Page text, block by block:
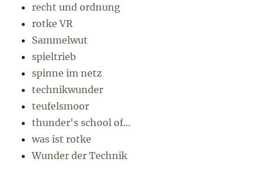
recht und ordnung
rotke VR
Sammelwut
spieltrieb
spinne im netz
technikwunder
teufelsmoor
thunder's school of…
was ist rotke
Wunder der Technik